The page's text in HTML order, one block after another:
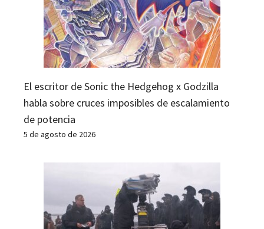
El escritor de Sonic the Hedgehog x Godzilla
habla sobre cruces imposibles de escalamiento
de potencia
5 de agosto de 2026